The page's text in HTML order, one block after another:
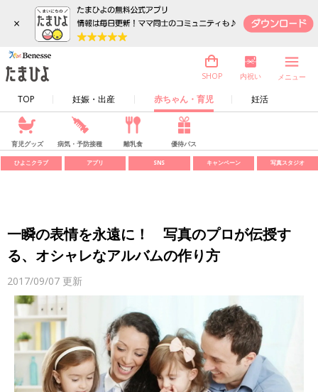
×
TOP 妊娠・出産 赤ちゃん・育児 妊活
SHOP 内祝い メニュー
育児グッズ 病気・予防接種 離乳食 優待パス
ひよこクラブ アプリ SNS キャンペーン 写真スタジオ
一瞬の表情を永遠に！ 写真のプロが伝授す
る、オシャレなアルバムの作り方
2017/09/07 更新